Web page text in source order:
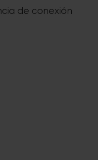
de conexión